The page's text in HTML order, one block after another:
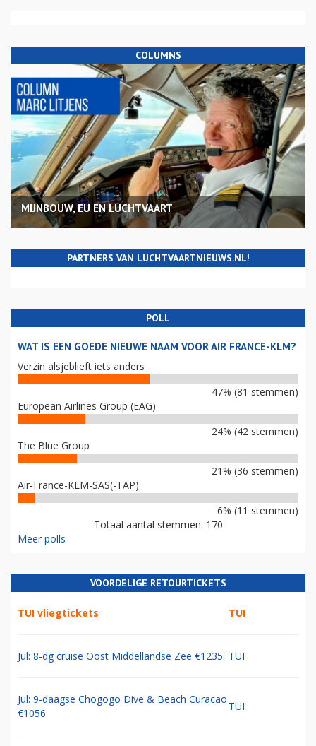
COLUMNS
MIJNBOUW, EU EN LUCHTVAART
PARTNERS VAN LUCHTVAARTNIEUWS.NL!
POLL
WAT IS EEN GOEDE NIEUWE NAAM VOOR AIR FRANCE-KLM?
Verzin alsjeblieft iets anders
47% (81 stemmen)
European Airlines Group (EAG)
24% (42 stemmen)
The Blue Group
21% (36 stemmen)
Air-France-KLM-SAS(-TAP)
6% (11 stemmen)
Totaal aantal stemmen: 170
Meer polls
VOORDELIGE RETOURTICKETS
TUI vliegtickets TUI
Jul: 8-dg cruise Oost Middellandse Zee €1235 TUI
Jul: 9-daagse Chogogo Dive & Beach Curacao
€1056
TUI